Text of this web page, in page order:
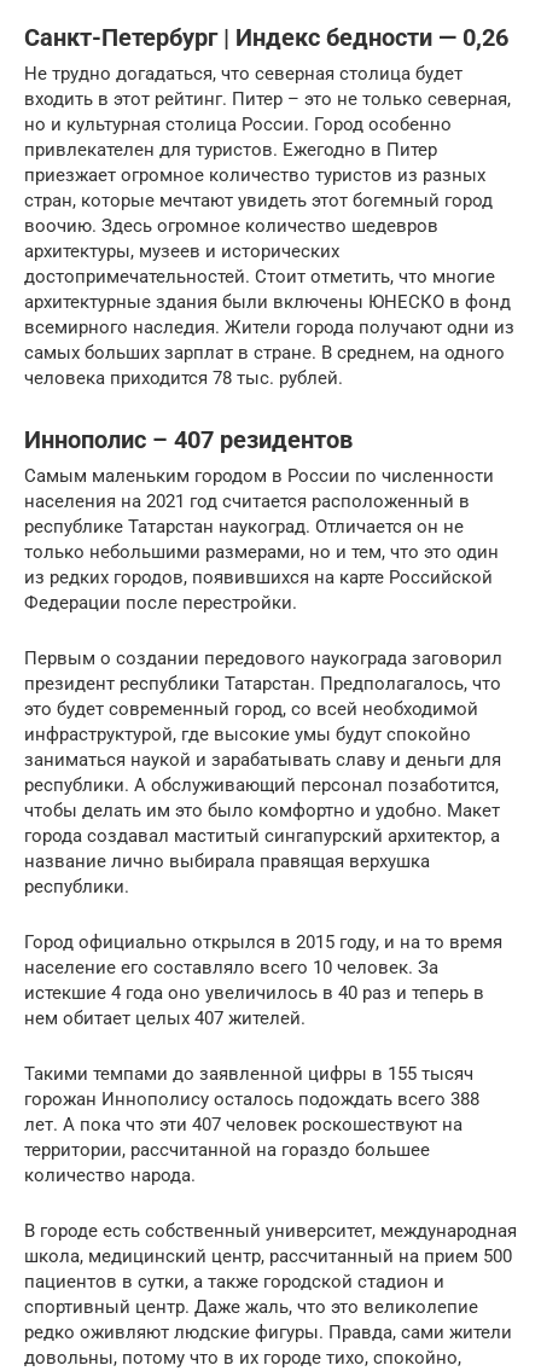
Санкт-Петербург | Индекс бедности — 0,26
Не трудно догадаться, что северная столица будет
входить в этот рейтинг. Питер – это не только северная,
но и культурная столица России. Город особенно
привлекателен для туристов. Ежегодно в Питер
приезжает огромное количество туристов из разных
стран, которые мечтают увидеть этот богемный город
воочию. Здесь огромное количество шедевров
архитектуры, музеев и исторических
достопримечательностей. Стоит отметить, что многие
архитектурные здания были включены ЮНЕСКО в фонд
всемирного наследия. Жители города получают одни из
самых больших зарплат в стране. В среднем, на одного
человека приходится 78 тыс. рублей.
Иннополис – 407 резидентов
Самым маленьким городом в России по численности
населения на 2021 год считается расположенный в
республике Татарстан наукоград. Отличается он не
только небольшими размерами, но и тем, что это один
из редких городов, появившихся на карте Российской
Федерации после перестройки.
Первым о создании передового наукограда заговорил
президент республики Татарстан. Предполагалось, что
это будет современный город, со всей необходимой
инфраструктурой, где высокие умы будут спокойно
заниматься наукой и зарабатывать славу и деньги для
республики. А обслуживающий персонал позаботится,
чтобы делать им это было комфортно и удобно. Макет
города создавал маститый сингапурский архитектор, а
название лично выбирала правящая верхушка
республики.
Город официально открылся в 2015 году, и на то время
население его составляло всего 10 человек. За
истекшие 4 года оно увеличилось в 40 раз и теперь в
нем обитает целых 407 жителей.
Такими темпами до заявленной цифры в 155 тысяч
горожан Иннополису осталось подождать всего 388
лет. А пока что эти 407 человек роскошествуют на
территории, рассчитанной на гораздо большее
количество народа.
В городе есть собственный университет, международная
школа, медицинский центр, рассчитанный на прием 500
пациентов в сутки, а также городской стадион и
спортивный центр. Даже жаль, что это великолепие
редко оживляют людские фигуры. Правда, сами жители
довольны, потому что в их городе тихо, спокойно,